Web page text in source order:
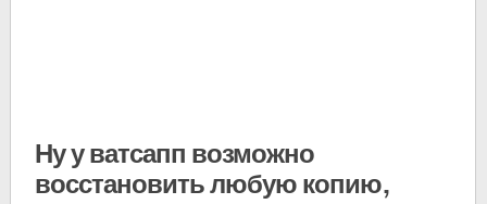
Ну у ватсапп возможно
восстановить любую копию,